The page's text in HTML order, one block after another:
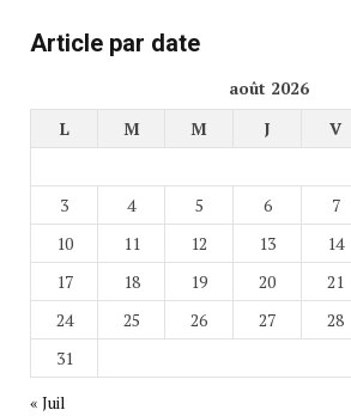
Article par date
août 2026
L
M M J V
3
4 5 6 7
10
11 12 13 14
17
18 19 20 21
24
25 26 27 28
31
« Juil